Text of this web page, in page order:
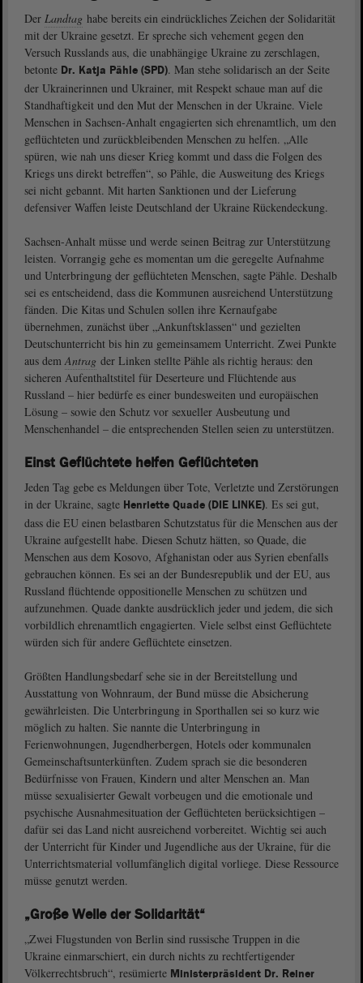
Der Landtag habe bereits ein eindrückliches Zeichen der Solidarität
mit der Ukraine gesetzt. Er spreche sich vehement gegen den
Versuch Russlands aus, die unabhängige Ukraine zu zerschlagen,
betonte Dr. Katja Pähle (SPD). Man stehe solidarisch an der Seite
der Ukrainerinnen und Ukrainer, mit Respekt schaue man auf die
Standhaftigkeit und den Mut der Menschen in der Ukraine. Viele
Menschen in Sachsen-Anhalt engagierten sich ehrenamtlich, um den
geflüchteten und zurückbleibenden Menschen zu helfen. „Alle
spüren, wie nah uns dieser Krieg kommt und dass die Folgen des
Kriegs uns direkt betreffen“, so Pähle, die Ausweitung des Kriegs
sei nicht gebannt. Mit harten Sanktionen und der Lieferung
defensiver Waffen leiste Deutschland der Ukraine Rückendeckung.
Sachsen-Anhalt müsse und werde seinen Beitrag zur Unterstützung
leisten. Vorrangig gehe es momentan um die geregelte Aufnahme
und Unterbringung der geflüchteten Menschen, sagte Pähle. Deshalb
sei es entscheidend, dass die Kommunen ausreichend Unterstützung
fänden. Die Kitas und Schulen sollen ihre Kernaufgabe
übernehmen, zunächst über „Ankunftsklassen“ und gezielten
Deutschunterricht bis hin zu gemeinsamem Unterricht. Zwei Punkte
aus demAntrag der Linken stellte Pähle als richtig heraus: den
sicheren Aufenthaltstitel für Deserteure und Flüchtende aus
Russland – hier bedürfe es einer bundesweiten und europäischen
Lösung – sowie den Schutz vor sexueller Ausbeutung und
Menschenhandel – die entsprechenden Stellen seien zu unterstützen.
Einst Geflüchtete helfen Geflüchteten
Jeden Tag gebe es Meldungen über Tote, Verletzte und Zerstörungen
in der Ukraine, sagte Henriette Quade (DIE LINKE). Es sei gut,
dass die EU einen belastbaren Schutzstatus für die Menschen aus der
Ukraine aufgestellt habe. Diesen Schutz hätten, so Quade, die
Menschen aus dem Kosovo, Afghanistan oder aus Syrien ebenfalls
gebrauchen können. Es sei an der Bundesrepublik und der EU, aus
Russland flüchtende oppositionelle Menschen zu schützen und
aufzunehmen. Quade dankte ausdrücklich jeder und jedem, die sich
vorbildlich ehrenamtlich engagierten. Viele selbst einst Geflüchtete
würden sich für andere Geflüchtete einsetzen.
Größten Handlungsbedarf sehe sie in der Bereitstellung und
Ausstattung von Wohnraum, der Bund müsse die Absicherung
gewährleisten. Die Unterbringung in Sporthallen sei so kurz wie
möglich zu halten. Sie nannte die Unterbringung in
Ferienwohnungen, Jugendherbergen, Hotels oder kommunalen
Gemeinschaftsunterkünften. Zudem sprach sie die besonderen
Bedürfnisse von Frauen, Kindern und alter Menschen an. Man
müsse sexualisierter Gewalt vorbeugen und die emotionale und
psychische Ausnahmesituation der Geflüchteten berücksichtigen –
dafür sei das Land nicht ausreichend vorbereitet. Wichtig sei auch
der Unterricht für Kinder und Jugendliche aus der Ukraine, für die
Unterrichtsmaterial vollumfänglich digital vorliege. Diese Ressource
müsse genutzt werden.
„Große Welle der Solidarität“
„Zwei Flugstunden von Berlin sind russische Truppen in die
Ukraine einmarschiert, ein durch nichts zu rechtfertigender
Völkerrechtsbruch“, resümierte Ministerpräsident Dr. Reiner